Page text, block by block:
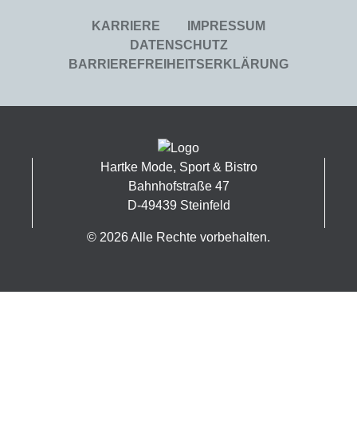
KARRIERE
IMPRESSUM
DATENSCHUTZ
BARRIEREFREIHEITSERKLÄRUNG
Hartke Mode, Sport & Bistro
Bahnhofstraße 47
D-49439 Steinfeld
© 2026 Alle Rechte vorbehalten.